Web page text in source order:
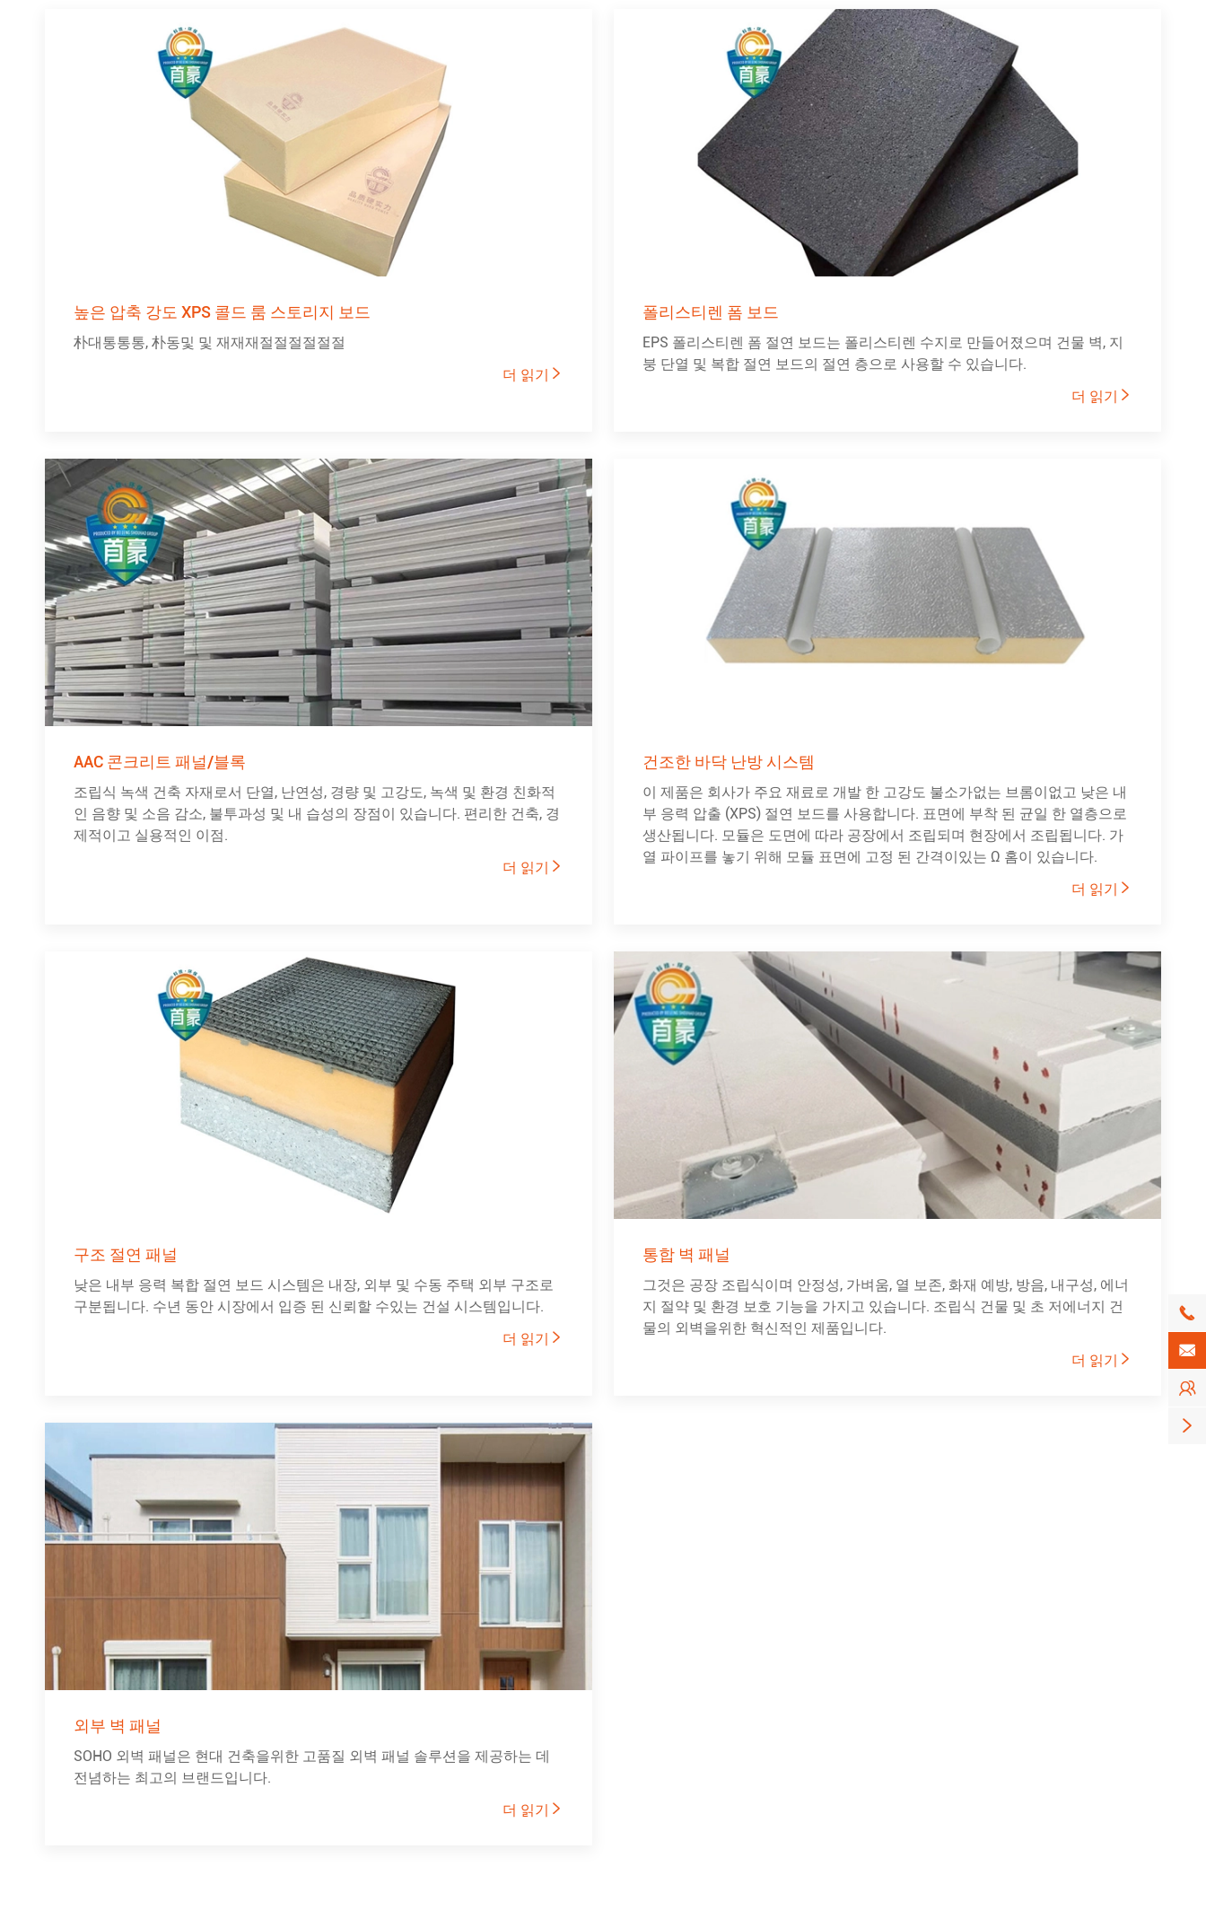
높은 압축 강도 XPS 콜드 룸 스토리지 보드
朴대통통통, 朴동및 및 재재재절절절절절절
더 읽기 
폴리스티렌 폼 보드
EPS 폴리스티렌 폼 절연 보드는 폴리스티렌 수지로 만들어졌으며 건물 벽, 지
붕 단열 및 복합 절연 보드의 절연 층으로 사용할 수 있습니다.
더 읽기 
AAC 콘크리트 패널/블록
조립식 녹색 건축 자재로서 단열, 난연성, 경량 및 고강도, 녹색 및 환경 친화적
인 음향 및 소음 감소, 불투과성 및 내 습성의 장점이 있습니다. 편리한 건축, 경
제적이고 실용적인 이점.
더 읽기 
건조한 바닥 난방 시스템
이 제품은 회사가 주요 재료로 개발 한 고강도 불소가없는 브롬이없고 낮은 내
부 응력 압출 (XPS) 절연 보드를 사용합니다. 표면에 부착 된 균일 한 열층으로
생산됩니다. 모듈은 도면에 따라 공장에서 조립되며 현장에서 조립됩니다. 가
열 파이프를 놓기 위해 모듈 표면에 고정 된 간격이있는 Ω 홈이 있습니다.
더 읽기 
구조 절연 패널
낮은 내부 응력 복합 절연 보드 시스템은 내장, 외부 및 수동 주택 외부 구조로
구분됩니다. 수년 동안 시장에서 입증 된 신뢰할 수있는 건설 시스템입니다.
더 읽기 
통합 벽 패널
그것은 공장 조립식이며 안정성, 가벼움, 열 보존, 화재 예방, 방음, 내구성, 에너
지 절약 및 환경 보호 기능을 가지고 있습니다. 조립식 건물 및 초 저에너지 건
물의 외벽을위한 혁신적인 제품입니다.
더 읽기 
외부 벽 패널
SOHO 외벽 패널은 현대 건축을위한 고품질 외벽 패널 솔루션을 제공하는 데
전념하는 최고의 브랜드입니다.
더 읽기 



